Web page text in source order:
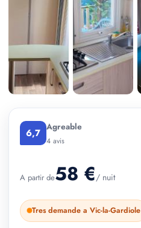
6,7 Agreable
4 avis
A partir de58 €/ nuit
Tres demande a Vic-la-Gardiole